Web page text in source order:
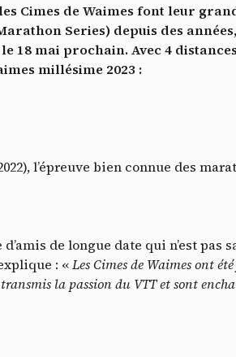
Cimes de Waimes font leur
Series) depuis des
18 mai prochain. Avec 4
millésime 2023 :
l’épreuve bien connue des
d’amis de longue date qui n’est pas
: «Les Cimes de Waimes ont
la passion du VTT et sont
et je comprends que je peux
Je m’abonne
Ce service peut déposer 8 cookies.